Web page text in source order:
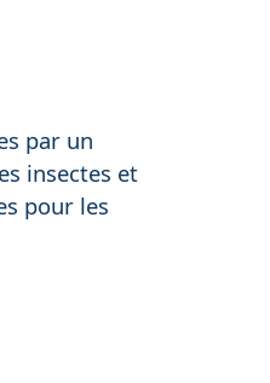
par un
insectes et
pour les